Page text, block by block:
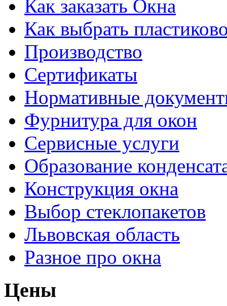
Как заказать Окна
Как выбрать
Производство
Сертификаты
Нормативные
Фурнитура для окон
Сервисные услуги
Образование
Конструкция окна
Выбор стеклопакетов
Львовская область
Разное про окна
Цены